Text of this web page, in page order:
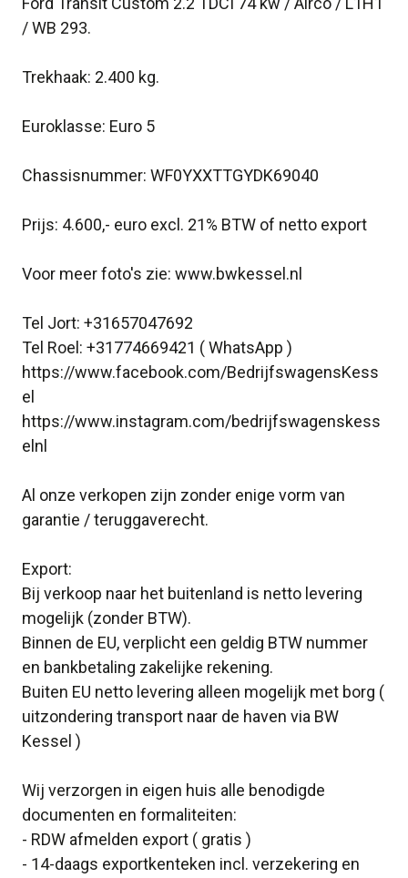
/ WB 293.
Trekhaak: 2.400 kg.
Euroklasse: Euro 5
Chassisnummer: WF0YXXTTGYDK69040
Prijs: 4.600,- euro excl. 21% BTW of netto export
Voor meer foto's zie: www.bwkessel.nl
Tel Jort: +31657047692
Tel Roel: +31774669421 ( WhatsApp )
https://www.facebook.com/BedrijfswagensKess
el
https://www.instagram.com/bedrijfswagenskess
elnl
Al onze verkopen zijn zonder enige vorm van
garantie / teruggaverecht.
Export:
Bij verkoop naar het buitenland is netto levering
mogelijk (zonder BTW).
Binnen de EU, verplicht een geldig BTW nummer
en bankbetaling zakelijke rekening.
Buiten EU netto levering alleen mogelijk met borg (
uitzondering transport naar de haven via BW
Kessel )
Wij verzorgen in eigen huis alle benodigde
documenten en formaliteiten:
- RDW afmelden export ( gratis )
- 14-daags exportkenteken incl. verzekering en